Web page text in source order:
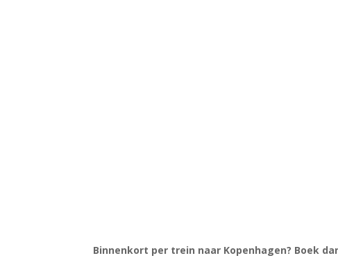
Binnenkort per trein naar Kopenhagen? Boek